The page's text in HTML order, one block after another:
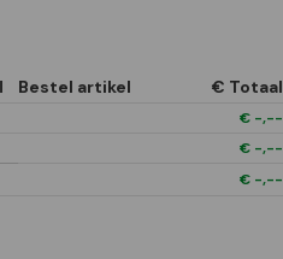
Bestel artikel € Totaal
€ -,--
€ -,--
€ -,--